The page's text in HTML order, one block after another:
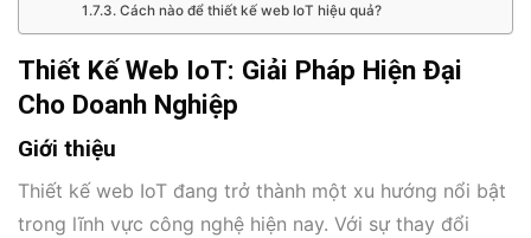
Cách nào để thiết kế web IoT hiệu quả?
Thiết Kế Web IoT: Giải Pháp Hiện Đại
Cho Doanh Nghiệp
Giới thiệu
Thiết kế web IoT đang trở thành một xu hướng nổi bật
trong lĩnh vực công nghệ hiện nay. Với sự thay đổi